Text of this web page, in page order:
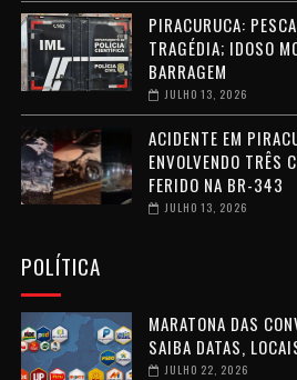
PIRACURUCA:
TRAGÉDIA; IDOSO
BARRAGEM
JULHO 13, 2026
ACIDENTE EM
ENVOLVENDO TRÊS
FERIDO NA BR-343
JULHO 13, 2026
POLÍTICA
MARATONA DAS
SAIBA DATAS,
JULHO 22, 2026